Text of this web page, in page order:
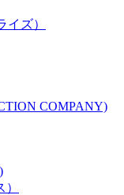
ズ）
COMPANY)